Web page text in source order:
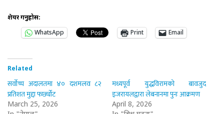
शेयर गर्नुहोस:
WhatsApp
Print Email
Related
सर्वोच्च अदालतमा ४० दशमलव ८२
प्रतिशत मुद्दा फर्छ्योट
March 25, 2026
मध्यपूर्व युद्धविरामको बावजुद
इजरायलद्वारा लेबनानमा पुनः आक्रमण
April 8, 2026